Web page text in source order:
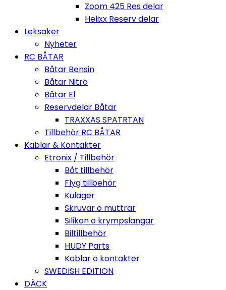
Zoom 425 Res delar
Helixx Reserv delar
Leksaker
Nyheter
RC BÅTAR
Båtar Bensin
Båtar Nitro
Båtar El
Reservdelar Båtar
TRAXXAS SPATRTAN
Tillbehör RC BÅTAR
Kablar & Kontakter
Etronix / Tillbehör
Båt tillbehör
Flyg tillbehör
Kulager
Skruvar o muttrar
Silikon o krympslangar
Biltillbehör
HUDY Parts
Kablar o kontakter
SWEDISH EDITION
DÄCK